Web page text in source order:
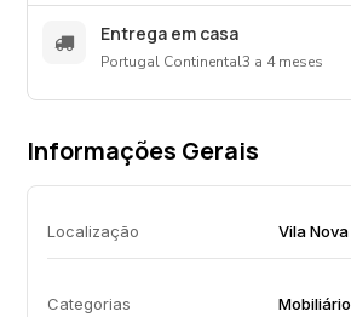
Entrega em casa
Portugal Continental3 a 4 meses
Informações Gerais
Localização Vila
Categorias